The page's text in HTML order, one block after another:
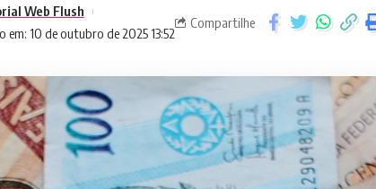
em: 10 de outubro de 2025 13:52
Web Flush
Compartilhe